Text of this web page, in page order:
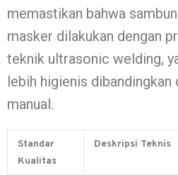
memastikan bahwa
masker dilakukan dengan
teknik ultrasonic welding,
lebih higienis dibandingkan
manual.
Standar
Kualitas
Deskripsi Teknis